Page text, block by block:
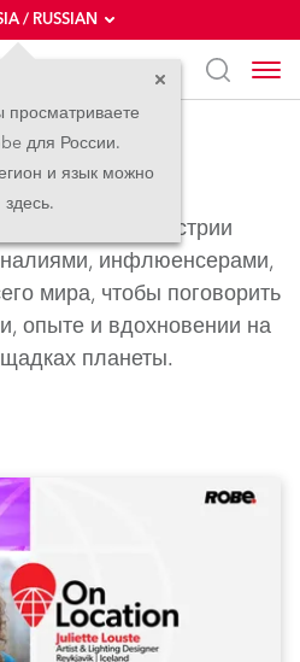
/ RUSSIAN
просматриваете
для России.
и язык можно
здесь.
площадке
людьми из индустрии
инфлюенсерами,
мира, чтобы поговорить
опыте и вдохновении на
планеты.